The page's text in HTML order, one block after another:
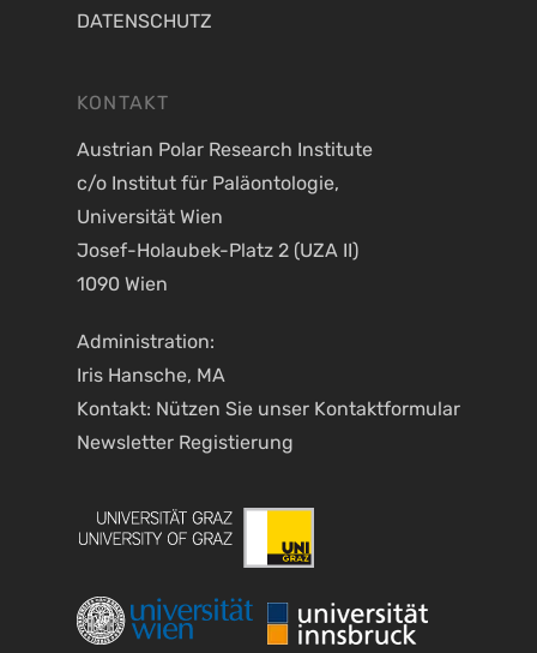
DATENSCHUTZ
KONTAKT
Austrian Polar Research Institute
c/o Institut für Paläontologie,
Universität Wien
Josef-Holaubek-Platz 2 (UZA II)
1090 Wien
Administration:
Iris Hansche, MA
Kontakt: Nützen Sie unser Kontaktformular
Newsletter Registierung